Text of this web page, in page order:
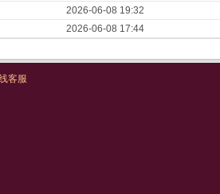
2026-06-08 19:32
2026-06-08 17:44
客服